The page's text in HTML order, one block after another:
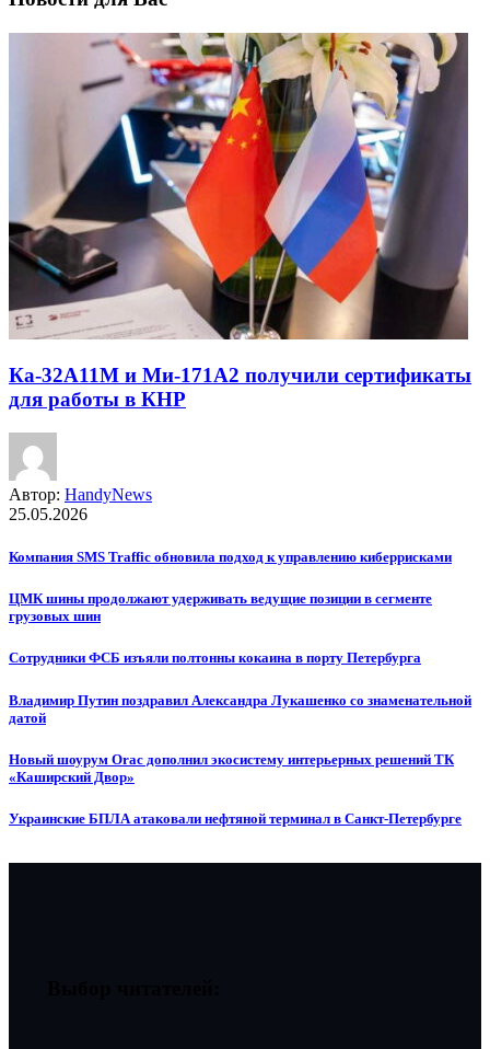
Ка-32А11М и Ми-171А2 получили сертификаты
для работы в КНР
Автор: HandyNews
25.05.2026
Компания SMS Traffic обновила подход к управлению киберрисками
ЦМК шины продолжают удерживать ведущие позиции в сегменте
грузовых шин
Сотрудники ФСБ изъяли полтонны кокаина в порту Петербурга
Владимир Путин поздравил Александра Лукашенко со знаменательной
датой
Новый шоурум Orac дополнил экосистему интерьерных решений ТК
«Каширский Двор»
Украинские БПЛА атаковали нефтяной терминал в Санкт-Петербурге